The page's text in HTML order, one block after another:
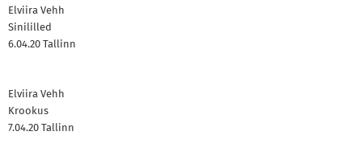
Elviira Vehh
Sinililled
6.04.20 Tallinn
Elviira Vehh
Krookus
7.04.20 Tallinn